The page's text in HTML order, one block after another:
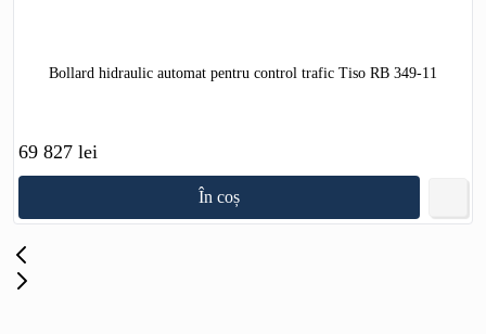
Bollard hidraulic automat pentru control trafic Tiso RB 349-11
69 827 lei
În coș